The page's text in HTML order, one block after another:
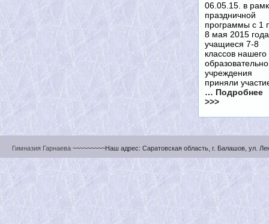
06.05.15. в
праздничной
программы с 1
8 мая 2015 года
учащиеся 7-8
классов нашего
учреждения
приняли
… Подробнее
>>>
Гимназия Гарнаева ~~~~~~~~~Наш адрес: Саратовская область, г. Балашов, ул.